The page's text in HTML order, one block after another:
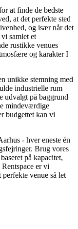
at finde de bedste
at det perfekte sted
og især når det
samlet et
rustikke venues
og karakter I
unikke stemning med
industrielle rum
udvalgt på baggrund
mindeværdige
budgettet kan vi
- hver eneste én
Brug vores
på kapacitet,
er vi
perfekte venue så let